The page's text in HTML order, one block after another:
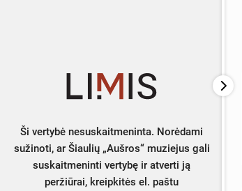
Ši vertybė nesuskaitmeninta. Norėdami
sužinoti, ar Šiaulių „Aušros“ muziejus gali
suskaitmeninti vertybę ir atverti ją
peržiūrai, kreipkitės el. paštu